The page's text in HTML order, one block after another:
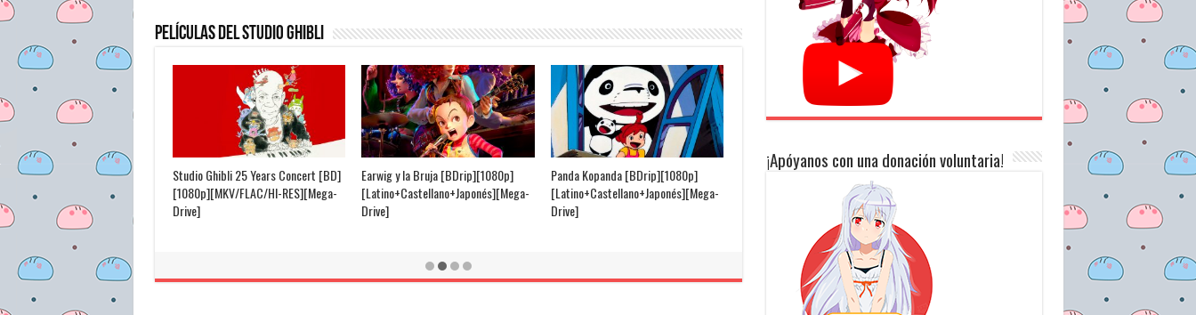
Películas del Studio Ghibli
Studio Ghibli 25 Years Concert [BD]
[1080p][MKV/FLAC/HI-RES][Mega-
Drive]
Earwig y la Bruja [BDrip][1080p]
[Latino+Castellano+Japonés][Mega-
Drive]
Panda Kopanda [BDrip][1080p]
[Latino+Castellano+Japonés][Mega-
Drive]
¡Apóyanos con una donación voluntaria!